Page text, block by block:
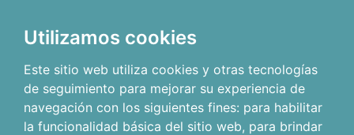
Utilizamos cookies
Este sitio web utiliza cookies y otras tecnologías
de seguimiento para mejorar su experiencia de
navegación con los siguientes fines: para habilitar
la funcionalidad básica del sitio web, para brindar